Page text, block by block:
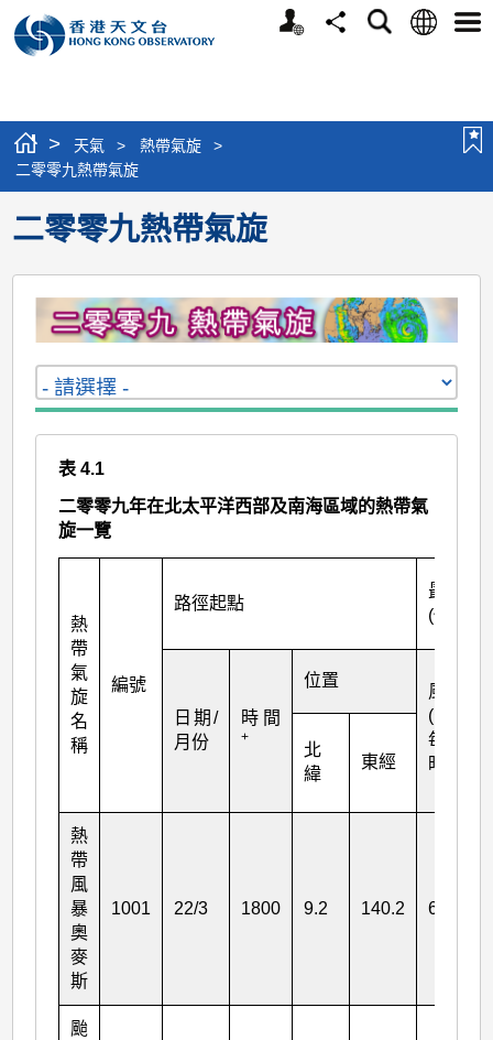
個
分
搜
語
選
> 天氣 > 熱帶氣旋
>
二零零九熱帶氣旋
二零零九熱帶氣旋
表 4.1
二零零九年在北太平洋西部及南海區域的熱帶氣
旋一覽
熱
帶
氣
旋
名
稱
編號
路徑起點
最高強
(估計)
日期/
月份
時間
+
位置
風力
(公里
每小
時)
北
緯
東經
熱
帶
風
暴
奧
麥
斯
1001 22/3 1800 9.2 140.2 65
颱